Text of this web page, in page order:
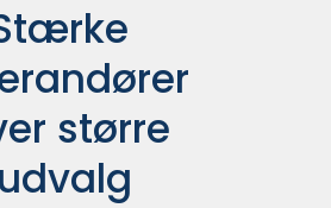
større
udvalg